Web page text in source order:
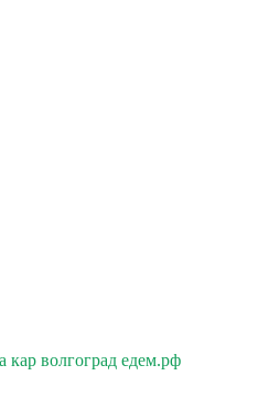
кар волгоград едем.рф